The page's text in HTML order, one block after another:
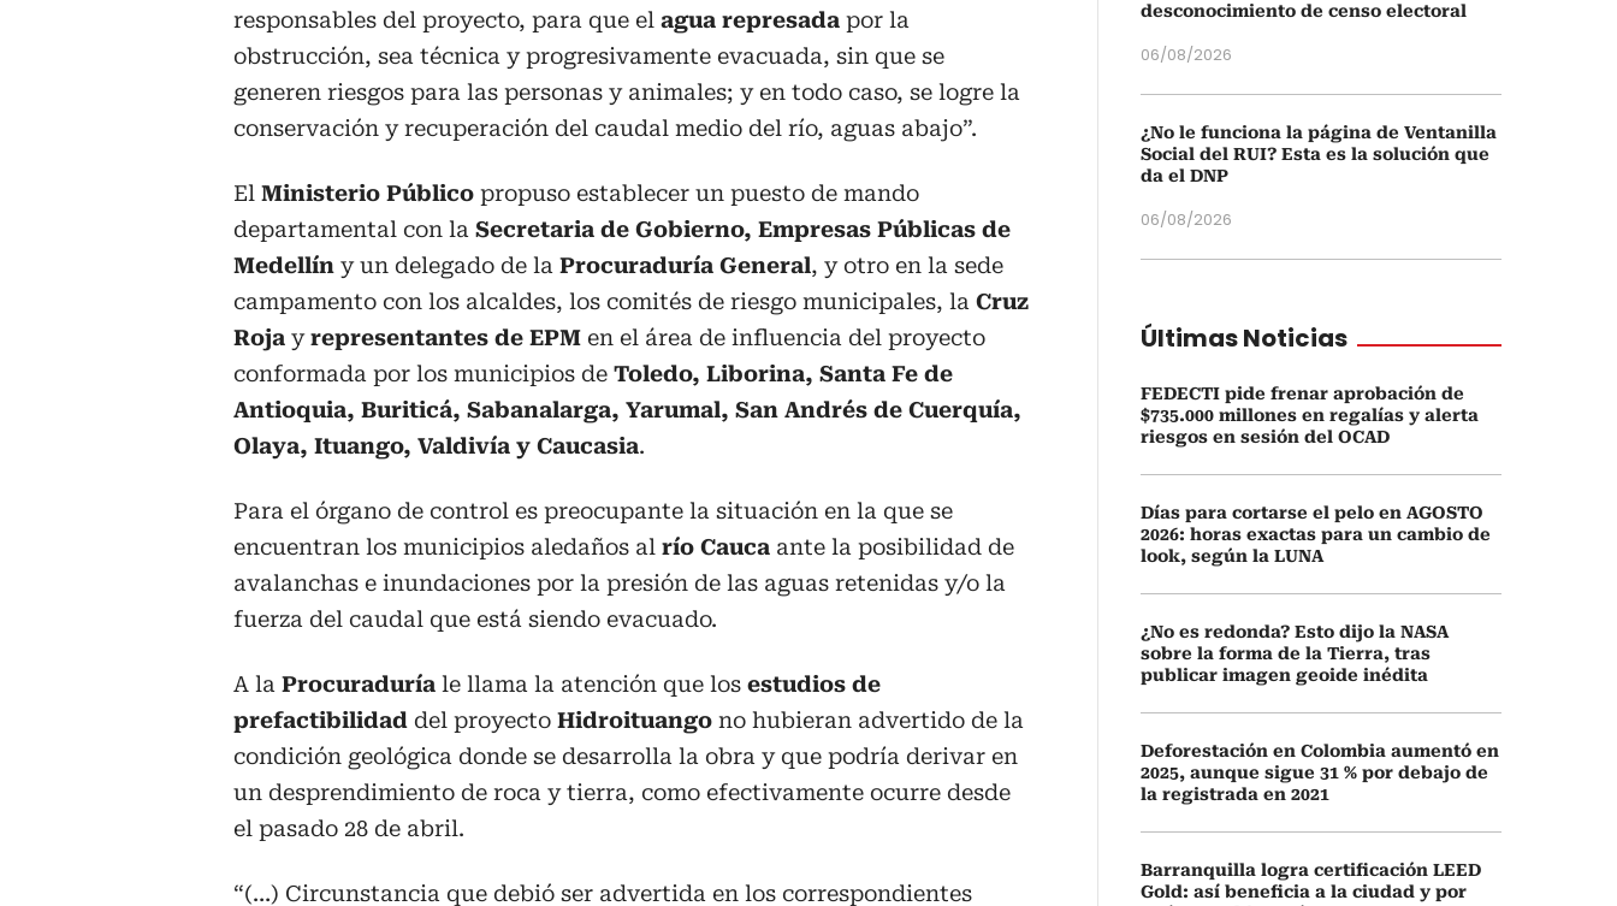
responsables del proyecto, para que el agua represada por la
obstrucción, sea técnica y progresivamente evacuada, sin que se
generen riesgos para las personas y animales; y en todo caso, se logre la
conservación y recuperación del caudal medio del río, aguas abajo”.
El Ministerio Público propuso establecer un puesto de mando
departamental con la Secretaria de Gobierno, Empresas Públicas de
Medellín y un delegado de la Procuraduría General, y otro en la sede
campamento con los alcaldes, los comités de riesgo municipales, la Cruz
Roja yrepresentantes de EPM en el área de influencia del proyecto
conformada por los municipios de Toledo, Liborina, Santa Fe de
Antioquia, Buriticá, Sabanalarga, Yarumal, San Andrés de Cuerquía,
Olaya, Ituango, Valdivía y Caucasia.
Para el órgano de control es preocupante la situación en la que se
encuentran los municipios aledaños al río Cauca ante la posibilidad de
avalanchas e inundaciones por la presión de las aguas retenidas y/o la
fuerza del caudal que está siendo evacuado.
A la Procuraduría le llama la atención que los estudios de
prefactibilidad del proyecto Hidroituango no hubieran advertido de la
condición geológica donde se desarrolla la obra y que podría derivar en
un desprendimiento de roca y tierra, como efectivamente ocurre desde
el pasado 28 de abril.
“(…) Circunstancia que debió ser advertida en los correspondientes
desconocimiento de censo electoral
06/08/2026
¿No le funciona la página de Ventanilla
Social del RUI? Esta es la solución que
da el DNP
06/08/2026
Últimas Noticias
FEDECTI pide frenar aprobación de
$735.000 millones en regalías y alerta
riesgos en sesión del OCAD
Días para cortarse el pelo en AGOSTO
2026: horas exactas para un cambio de
look, según la LUNA
¿No es redonda? Esto dijo la NASA
sobre la forma de la Tierra, tras
publicar imagen geoide inédita
Deforestación en Colombia aumentó en
2025, aunque sigue 31 % por debajo de
la registrada en 2021
Barranquilla logra certificación LEED
Gold: así beneficia a la ciudad y por